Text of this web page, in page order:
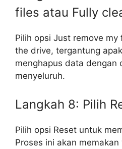
files atau Fully
Pilih opsi Just remove my
the drive, tergantung
menghapus data dengan
menyeluruh.
Langkah 8: Pilih
Pilih opsi Reset untuk
Proses ini akan